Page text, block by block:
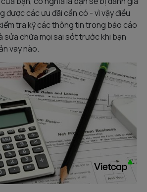
được các ưu đãi cần có - vì vậy điều
tra kỹ các thông tin trong báo cáo
sửa chữa mọi sai sót trước khi bạn
vay nào.